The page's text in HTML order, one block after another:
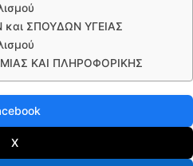
ΣΠΟΥΔΩΝ ΥΓΕΙΑΣ
ΚΑΙ ΠΛΗΡΟΦΟΡΙΚΗΣ
X